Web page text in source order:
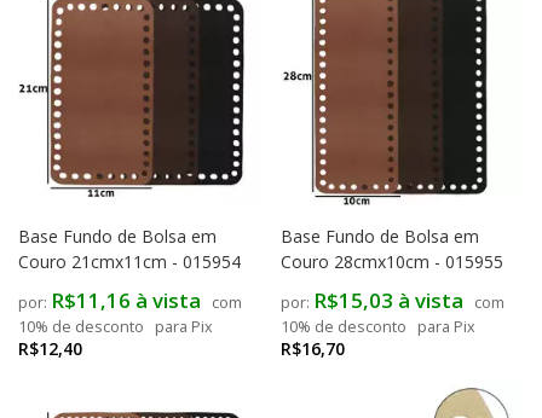
Base Fundo de Bolsa em
Couro 21cmx11cm - 015954
R$12,40
R$11,16 à vista
com
10% de desconto
para Pix
Base Fundo de Bolsa em
Couro 28cmx10cm - 015955
R$16,70
R$15,03 à vista
com
10% de desconto
para Pix